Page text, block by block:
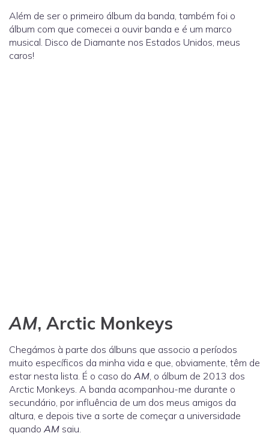
Além de ser o primeiro álbum da banda, também foi o
álbum com que comecei a ouvir banda e é um marco
musical. Disco de Diamante nos Estados Unidos, meus
caros!
AM, Arctic Monkeys
Chegámos à parte dos álbuns que associo a períodos
muito específicos da minha vida e que, obviamente, têm de
estar nesta lista. É o caso do AM, o álbum de 2013 dos
Arctic Monkeys. A banda acompanhou-me durante o
secundário, por influência de um dos meus amigos da
altura, e depois tive a sorte de começar a universidade
quando AM saiu.